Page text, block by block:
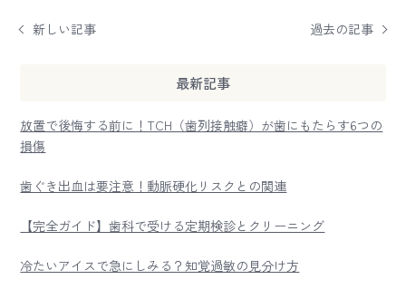
新しい記事 過去の記事
最新記事
放置で後悔する前に！TCH（歯列接触癖）が歯にもたらす6つの
損傷
歯ぐき出血は要注意！動脈硬化リスクとの関連
【完全ガイド】歯科で受ける定期検診とクリーニング
冷たいアイスで急にしみる？知覚過敏の見分け方